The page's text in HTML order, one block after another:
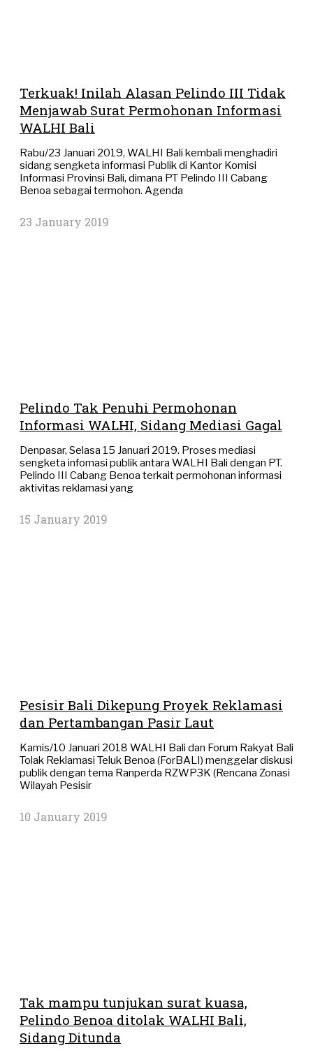
Terkuak! Inilah Alasan Pelindo III Tidak
Menjawab Surat Permohonan Informasi
WALHI Bali
Rabu/23 Januari 2019, WALHI Bali kembali menghadiri
sidang sengketa informasi Publik di Kantor Komisi
Informasi Provinsi Bali, dimana PT Pelindo III Cabang
Benoa sebagai termohon. Agenda
23 January 2019
Pelindo Tak Penuhi Permohonan
Informasi WALHI, Sidang Mediasi Gagal
Denpasar, Selasa 15 Januari 2019. Proses mediasi
sengketa infomasi publik antara WALHI Bali dengan PT.
Pelindo III Cabang Benoa terkait permohonan informasi
aktivitas reklamasi yang
15 January 2019
Pesisir Bali Dikepung Proyek Reklamasi
dan Pertambangan Pasir Laut
Kamis/10 Januari 2018 WALHI Bali dan Forum Rakyat Bali
Tolak Reklamasi Teluk Benoa (ForBALI) menggelar diskusi
publik dengan tema Ranperda RZWP3K (Rencana Zonasi
Wilayah Pesisir
10 January 2019
Tak mampu tunjukan surat kuasa,
Pelindo Benoa ditolak WALHI Bali,
Sidang Ditunda